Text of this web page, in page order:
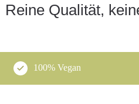
Reine Qualität,
100% Vegan